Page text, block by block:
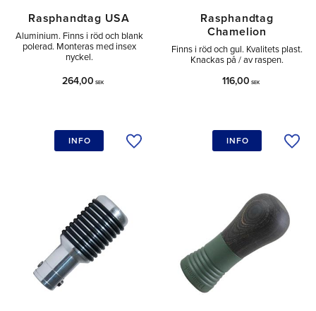
Rasphandtag USA
Aluminium. Finns i röd och blank
polerad. Monteras med insex
nyckel.
264,00 SEK
Lägg till i önskelista
INFO
Rasphandtag
Chamelion
Finns i röd och gul. Kvalitets plast.
Knackas på / av raspen.
116,00 SEK
INFO